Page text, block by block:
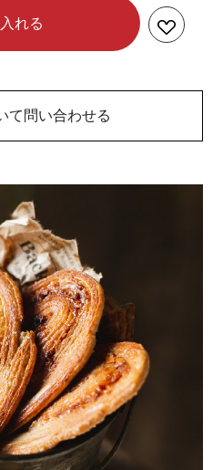
れる
て問い合わせる